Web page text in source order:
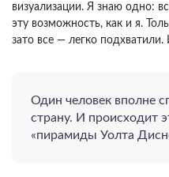
визуализации. Я знаю одно:
эту возможность, как и я.
зато все — легко подхватили.
Один человек вполне
страну. И происходит
«пирамиды Уолта